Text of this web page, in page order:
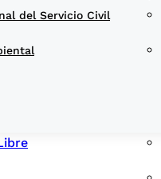
del Servicio Civil